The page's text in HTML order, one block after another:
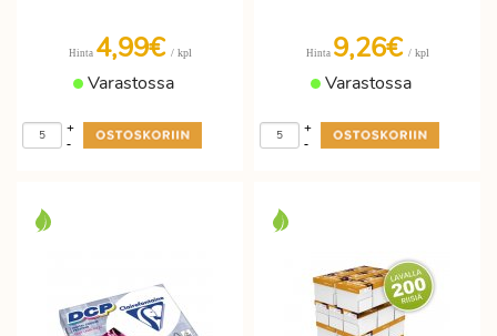
Hinta 4,99€ / kpl
Varastossa
-
+
Hinta 9,26€ / kpl
Varastossa
-
+